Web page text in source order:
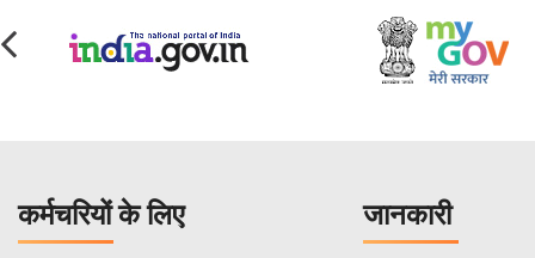
कर्मचरियों के लिए
जानकारी